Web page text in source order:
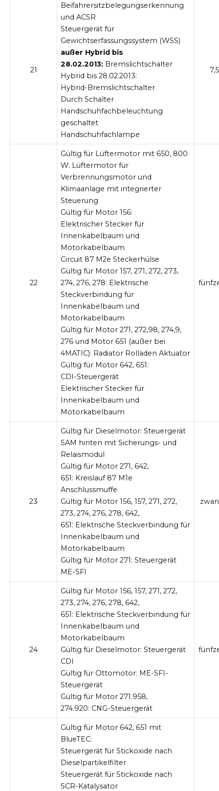
21
Beifahrersitzbelegungserkennung
und ACSR
Steuergerät für
Gewichtserfassungssystem (WSS)
außer Hybrid bis
28.02.2013: Bremslichtschalter
Hybrid bis 28.02.2013:
Hybrid-Bremslichtschalter
Durch Schalter
Handschuhfachbeleuchtung
geschaltet
Handschuhfachlampe
7,5
22
Gültig für Lüftermotor mit 650, 800
W: Lüftermotor für
Verbrennungsmotor und
Klimaanlage mit integrierter
Steuerung
Gültig für Motor 156:
Elektrischer Stecker für
Innenkabelbaum und
Motorkabelbaum
Circuit 87 M2e Steckerhülse
Gültig für Motor 157, 271, 272, 273,
274, 276, 278: Elektrische
Steckverbindung für
Innenkabelbaum und
Motorkabelbaum
Gültig für Motor 271, 272,98, 274,9,
276 und Motor 651 (außer bei
4MATIC): Radiator Rolladen Aktuator
Gültig für Motor 642, 651:
CDI-Steuergerät
Elektrischer Stecker für
Innenkabelbaum und
Motorkabelbaum
23
Gültig für Dieselmotor: Steuergerät
SAM hinten mit Sicherungs- und
Relaismodul
Gültig für Motor 271, 642,
651: Kreislauf 87 M1e
Anschlussmuffe
Gültig für Motor 156, 157, 271, 272,
273, 274, 276, 278, 642,
651: Elektrische Steckverbindung für
Innenkabelbaum und
Motorkabelbaum
Gültig für Motor 271: Steuergerät
ME-SFI
24
Gültig für Motor 156, 157, 271, 272,
273, 274, 276, 278, 642,
651: Elektrische Steckverbindung für
Innenkabelbaum und
Motorkabelbaum
Gültig für Dieselmotor: Steuergerät
CDI
Gültig für Ottomotor: ME-SFI-
Steuergerät
Gültig für Motor 271.958,
274.920: CNG-Steuergerät
Gültig für Motor 642, 651 mit
BlueTEC:
Steuergerät für Stickoxide nach
Dieselpartikelfilter
Steuergerät für Stickoxide nach
SCR-Katalysator